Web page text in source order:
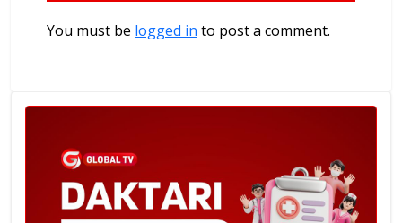
You must be logged in to post a comment.